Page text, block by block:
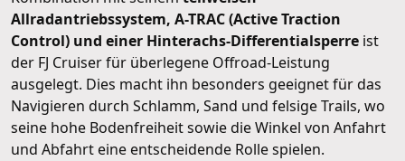
Allradantriebssystem, A-TRAC (Active Traction
Control) und einer Hinterachs-Differentialsperre ist
der FJ Cruiser für überlegene Offroad-Leistung
ausgelegt. Dies macht ihn besonders geeignet für das
Navigieren durch Schlamm, Sand und felsige Trails, wo
seine hohe Bodenfreiheit sowie die Winkel von Anfahrt
und Abfahrt eine entscheidende Rolle spielen.